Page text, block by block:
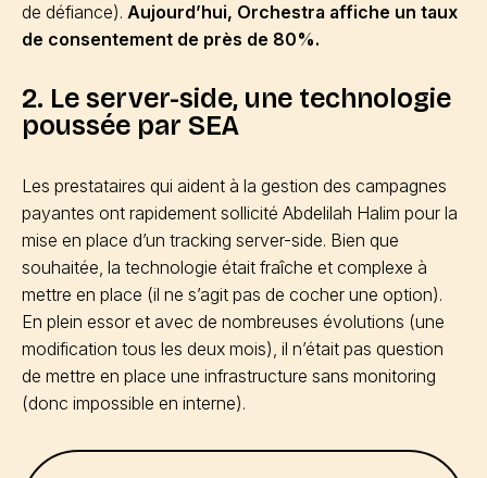
de défiance). Aujourd’hui, Orchestra affiche un taux
de consentement de près de 80%.
2. Le server-side, une technologie
poussée par SEA
Les prestataires qui aident à la gestion des campagnes
payantes ont rapidement sollicité Abdelilah Halim pour la
mise en place d’un tracking server-side. Bien que
souhaitée, la technologie était fraîche et complexe à
mettre en place (il ne s’agit pas de cocher une option).
En plein essor et avec de nombreuses évolutions (une
modification tous les deux mois), il n’était pas question
de mettre en place une infrastructure sans monitoring
(donc impossible en interne).